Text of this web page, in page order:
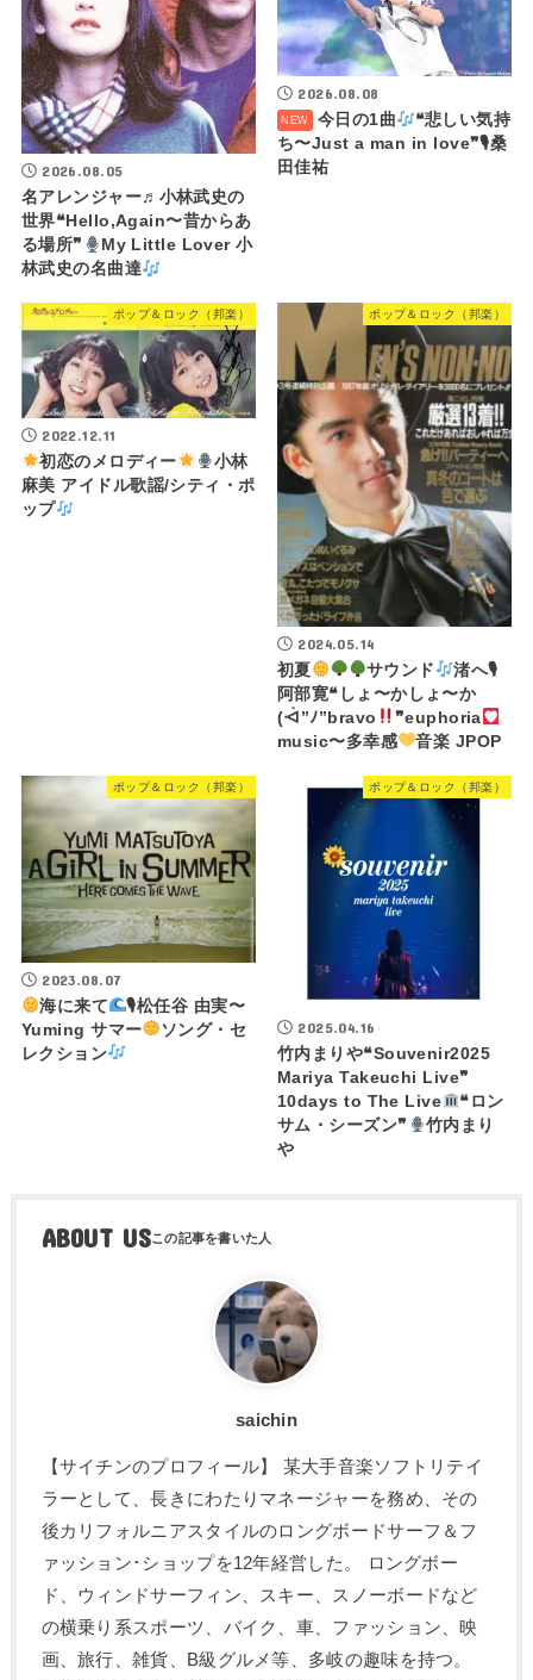
2026.08.05
名アレンジャー♬ 小林武史の
世界❝Hello,Again〜昔からあ
る場所❞
My Little Lover 小
林武史の名曲達
2026.08.08
今日の1曲
❝悲しい気持
ち〜Just a man in love❞🎙桑
田佳祐
ポップ＆ロック（邦楽）
2022.12.11
初恋のメロディー
小林
麻美 アイドル歌謡/シティ・ポ
ップ
ポップ＆ロック（邦楽）
2024.05.14
初夏
サウンド
渚へ🎙
阿部寛❝しょ〜かしょ〜か
(ᐙ”ﾉ”bravo
❞euphoria
music〜多幸感
音楽 JPOP
ポップ＆ロック（邦楽）
2023.08.07
海に来て
🎙松任谷 由実〜
Yuming サマー
ソング・セ
レクション
ポップ＆ロック（邦楽）
2025.04.16
竹内まりや❝Souvenir2025
Mariya Takeuchi Live❞
10days to The Live
❝ロン
サム・シーズン❞
竹内まり
や
ABOUT US
saichin
【サイチンのプロフィール】 某大手音楽ソフトリテイ
ラーとして、長きにわたりマネージャーを務め、その
後カリフォルニアスタイルのロングボードサーフ＆フ
ァッション･ショップを12年経営した。 ロングボー
ド、ウィンドサーフィン、スキー、スノーボードなど
の横乗り系スポーツ、バイク、車、ファッション、映
画、旅行、雑貨、B級グルメ等、多岐の趣味を持つ。